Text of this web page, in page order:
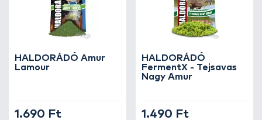
HALDORÁDÓ Amur
Lamour
1.690 Ft
HALDORÁDÓ
FermentX - Tejsavas
Nagy Amur
1.490 Ft